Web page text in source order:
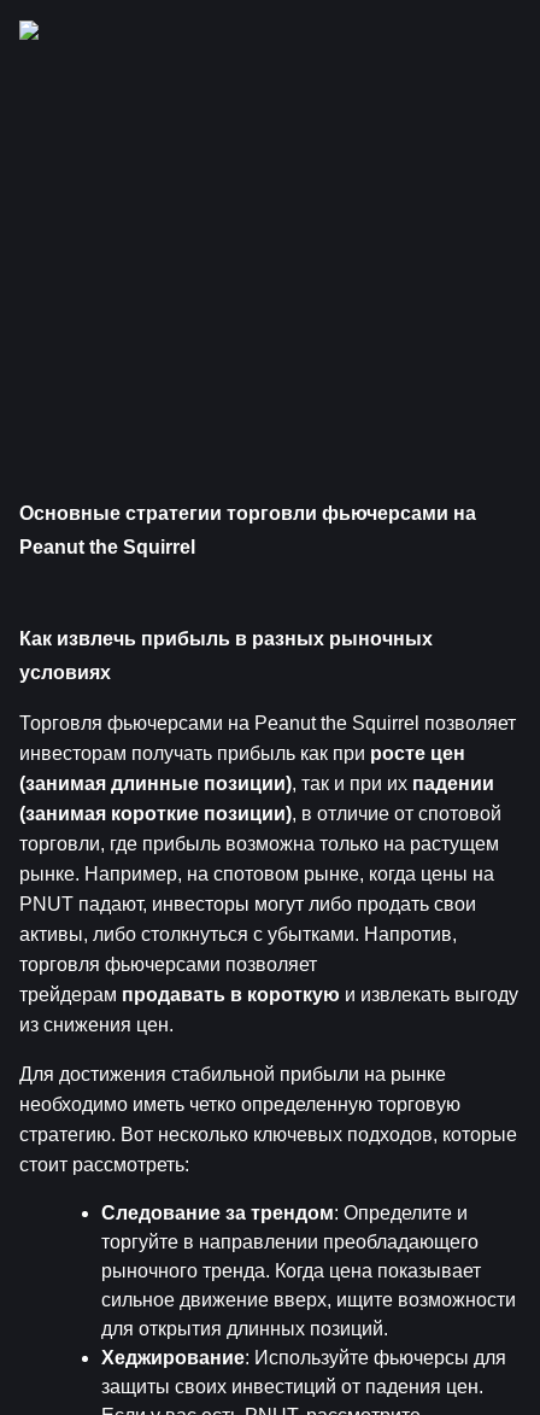
Основные стратегии торговли фьючерсами на
Peanut the Squirrel
Как извлечь прибыль в разных рыночных
условиях
Торговля фьючерсами на Peanut the Squirrel позволяет
инвесторам получать прибыль как при росте цен
(занимая длинные позиции), так и при их падении
(занимая короткие позиции), в отличие от спотовой
торговли, где прибыль возможна только на растущем
рынке. Например, на спотовом рынке, когда цены на
PNUT падают, инвесторы могут либо продать свои
активы, либо столкнуться с убытками. Напротив,
торговля фьючерсами позволяет
трейдерам продавать в короткую и извлекать выгоду
из снижения цен.
Для достижения стабильной прибыли на рынке
необходимо иметь четко определенную торговую
стратегию. Вот несколько ключевых подходов, которые
стоит рассмотреть:
Следование за трендом: Определите и
торгуйте в направлении преобладающего
рыночного тренда. Когда цена показывает
сильное движение вверх, ищите возможности
для открытия длинных позиций.
Хеджирование: Используйте фьючерсы для
защиты своих инвестиций от падения цен.